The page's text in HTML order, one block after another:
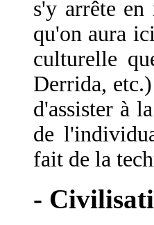
s'y arrête en
qu'on aura
culturelle
Derrida,
d'assister à
de
fait de la
-